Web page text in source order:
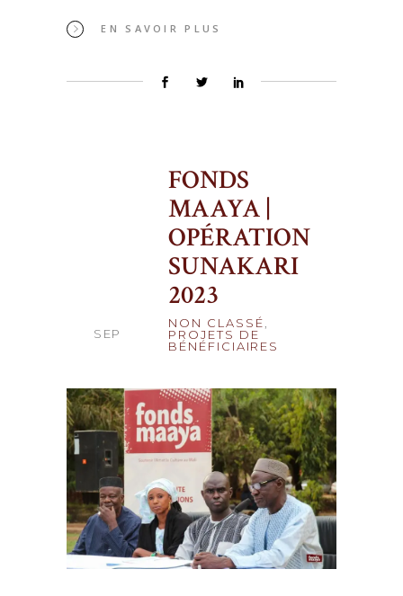
EN SAVOIR PLUS
SEP
FONDS
MAAYA |
OPÉRATION
SUNAKARI
2023
NON CLASSÉ,
PROJETS DE
BÉNÉFICIAIRES